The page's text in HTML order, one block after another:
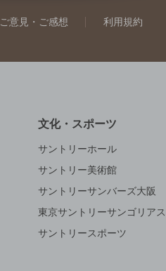
ご意見・ご感想 利用規約
文化・スポーツ
サントリーホール
サントリー美術館
サントリーサンバーズ大阪
東京サントリーサンゴリアス
サントリースポーツ